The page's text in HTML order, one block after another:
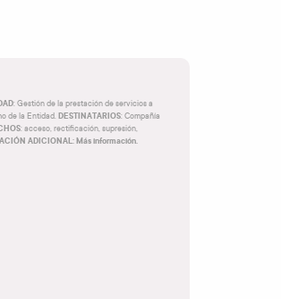
: Gestión de la prestación de servicios a
de la Entidad. DESTINATARIOS: Compañía
: acceso, rectificación, supresión,
ADICIONAL: Más información.